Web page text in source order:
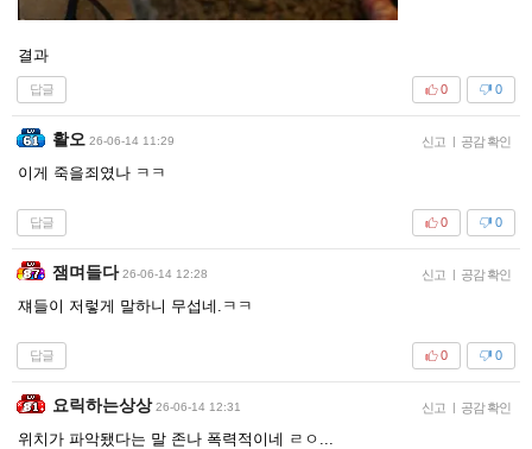
결과
답글 0
0
활오 26-06-14 11:29 신고 | 공감 확인
이게 죽을죄였나 ㅋㅋ
답글 0
0
잼며들다 26-06-14 12:28 신고 | 공감 확인
쟤들이 저렇게 말하니 무섭네.ㅋㅋ
답글 0
0
요릭하는상상 26-06-14 12:31 신고 | 공감 확인
위치가 파악됐다는 말 존나 폭력적이네 ㄹㅇ...